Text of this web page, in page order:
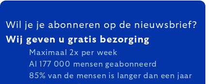
FOOTER
Wil je je abonneren op de nieuwsbrief?
Wij geven u gratis bezorging
Maximaal 2x per week
Al 177 000 mensen geabonneerd
85% van de mensen is langer dan een jaar